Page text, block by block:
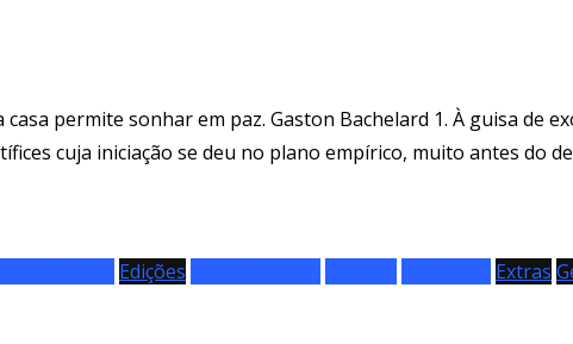
permite sonhar em paz. Gaston Bachelard 1. À guisa de
cuja iniciação se deu no plano empírico, muito antes do
Edições Extras